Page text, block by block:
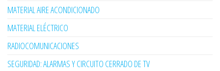
MATERIAL AIRE ACONDICIONADO
MATERIAL ELÉCTRICO
RADIOCOMUNICACIONES
SEGURIDAD: ALARMAS Y CIRCUITO CERRADO DE TV